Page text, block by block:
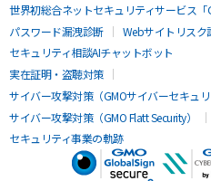
世界初総合ネットセキュリティサービス「
パスワード漏洩診断
Webサイトリスク
セキュリティ相談AIチャットボット
実在証明・盗聴対策
サイバー攻撃対策（GMOサイバーセキュリ
サイバー攻撃対策（GMO Flatt Security）
セキュリティ事業の軌跡